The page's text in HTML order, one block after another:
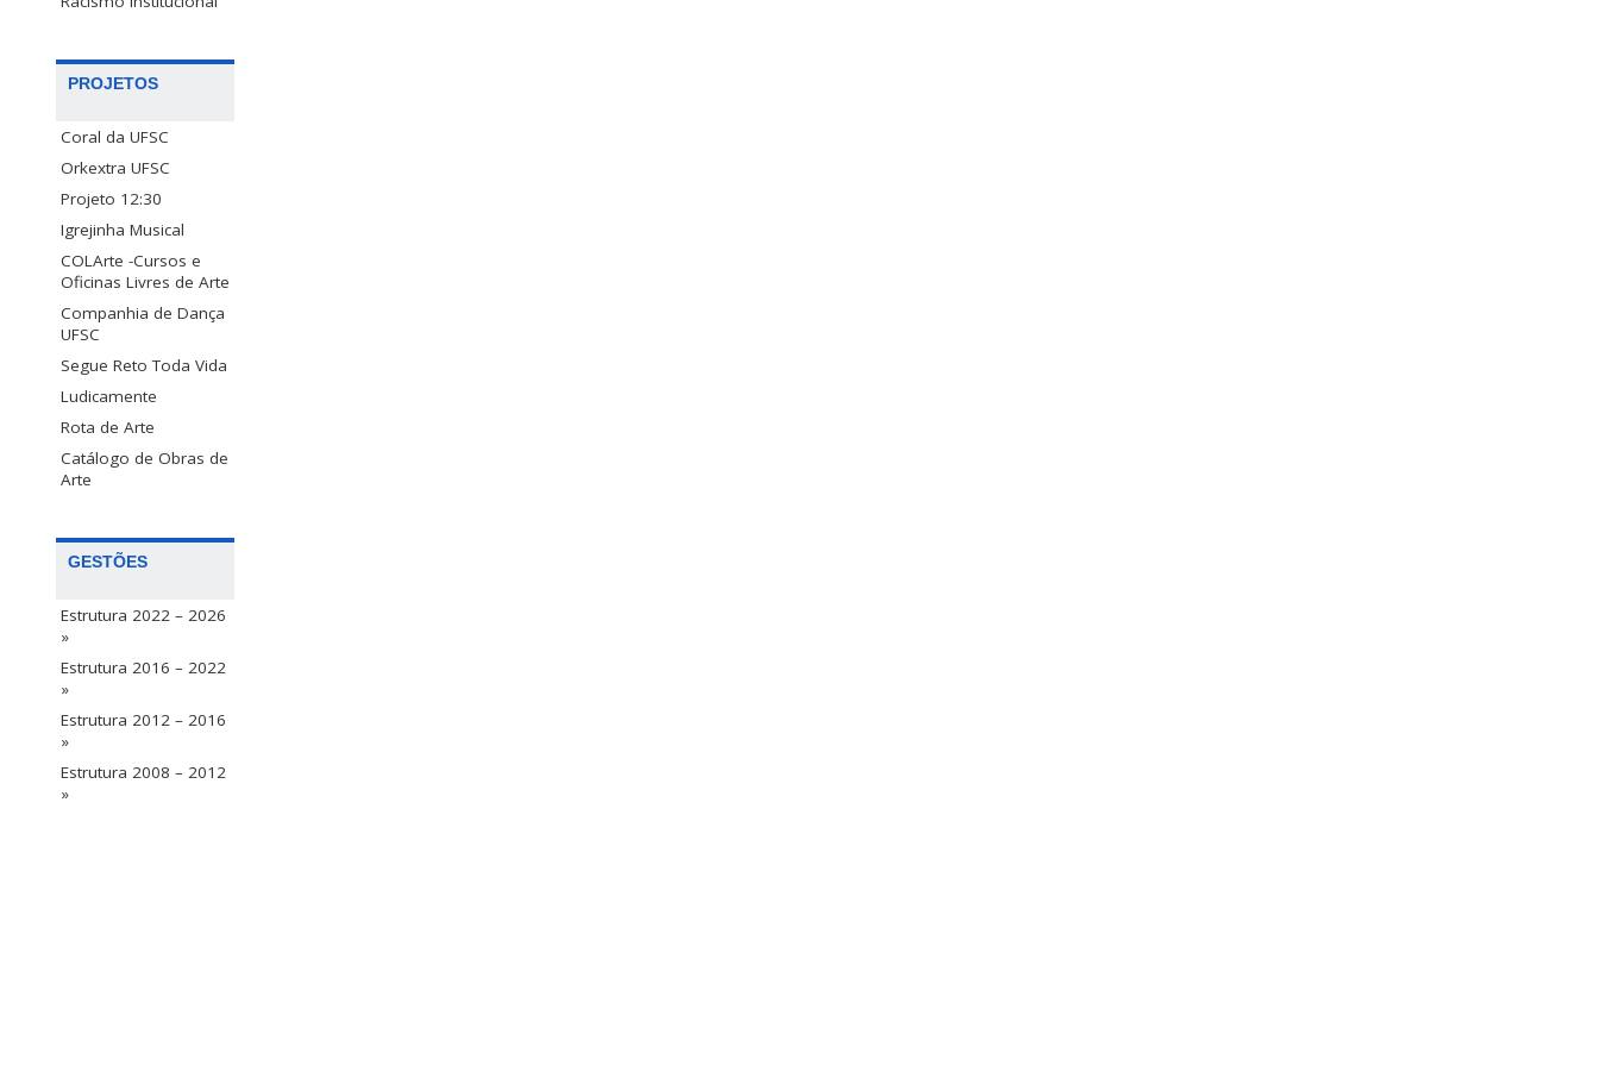
PROJETOS
Coral da UFSC
Orkextra UFSC
Projeto 12:30
Igrejinha Musical
COLArte -Cursos e
Oficinas Livres de Arte
Companhia de Dança
UFSC
Segue Reto Toda Vida
Ludicamente
Rota de Arte
Catálogo de Obras de
Arte
GESTÕES
Estrutura 2022 – 2026
»
Estrutura 2016 – 2022
»
Estrutura 2012 – 2016
»
Estrutura 2008 – 2012
»